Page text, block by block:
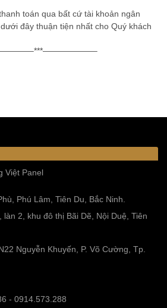
toán qua bất cứ tài khoản ngân
đây thuận tiện nhất cho Quý khách
Việt Panel
Phú Lâm, Tiên Du, Bắc Ninh.
làn 2, khu đô thị Bãi Dẽ, Nội Duệ, Tiên
Nguyễn Khuyến, P. Võ Cường, Tp.
- 0914.573.288